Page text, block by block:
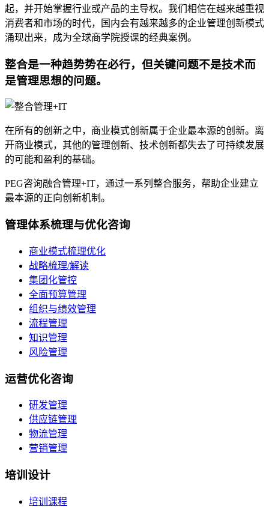
起，并开始掌握行业或产品的主导权。我们相信在越来越重视
消费者和市场的时代，国内会有越来越多的企业管理创新模式
涌现出来，成为全球商学院授课的经典案例。
整合是一种趋势势在必行，但关键问题不是技术而
是管理思想的问题。
在所有的创新之中，商业模式创新属于企业最本源的创新。离
开商业模式，其他的管理创新、技术创新都失去了可持续发展
的可能和盈利的基础。
PEG咨询融合管理+IT，通过一系列整合服务，帮助企业建立
最本源的正向创新机制。
管理体系梳理与优化咨询
商业模式梳理优化
战略梳理/解读
集团化管控
全面预算管理
组织与绩效管理
流程管理
知识管理
风险管理
运营优化咨询
研发管理
供应链管理
物流管理
营销管理
培训设计
培训课程